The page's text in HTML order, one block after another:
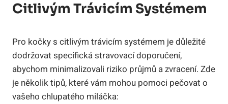
Citlivým⁤ Trávicím Systémem
Pro ⁤kočky⁢ s ‍citlivým trávicím systémem je důležité
dodržovat specifická stravovací‍ doporučení,
abychom minimalizovali riziko průjmů a‍ zvracení. Zde
je několik tipů, které vám ⁤mohou pomoci pečovat‍ o
vašeho chlupatého miláčka: